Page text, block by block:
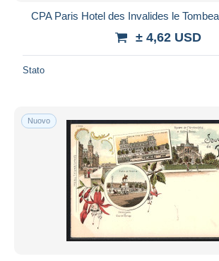
CPA Paris Hotel des Invalides le
± 4,62 USD
Stato
Nuovo